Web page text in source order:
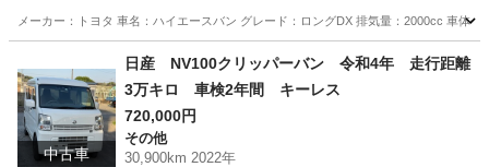
メーカー：トヨタ 車名：ハイエースバン グレード：ロングDX 排気量：2000cc 車体
相模原市 ハイエース 走行距離
中古車
日産 NV100クリッパーバン 令和4年 走行距離
3万キロ 車検2年間 キーレス
720,000円
その他
30,900km 2022年